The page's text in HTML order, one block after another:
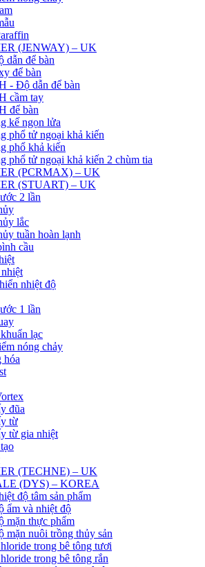
(JENWAY) – UK
dẫn để bàn
để bàn
- Độ dẫn để bàn
cầm tay
để bàn
kế ngọn lửa
phổ tử ngoại khả kiến
phổ khả kiến
phổ tử ngoại khả kiến 2 chùm tia
(PCRMAX) – UK
(STUART) – UK
2 lần
lắc
tuần hoàn lạnh
cầu
nhiệt độ
1 lần
lạc
nóng chảy
hóa
đũa
từ
từ gia nhiệt
(TECHNE) – UK
(DYS) – KOREA
độ tâm sản phẩm
ẩm và nhiệt độ
mặn thực phẩm
mặn nuôi trồng thủy sản
trong bê tông tươi
trong bê tông rắn